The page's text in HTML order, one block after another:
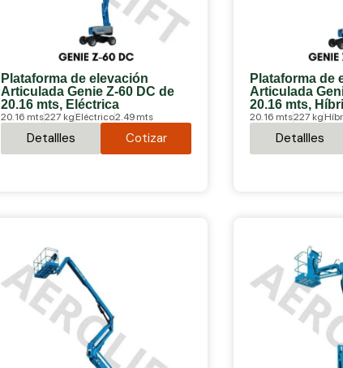
Plataforma de elevación
Articulada Genie Z-60 DC de
20.16 mts, Eléctrica
20.16 mts227 kg Eléctrico2.49 mts
Detallles Cotizar
Plataforma de
Articulada
20.16 mts,
20.16 mts227 kg
Detallles